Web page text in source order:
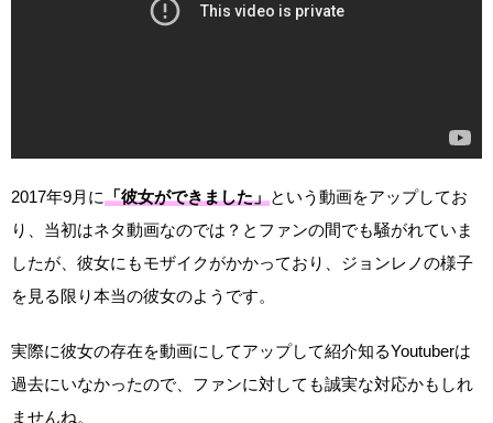
2017年9月に「彼女ができました」という動画をアップしてお
り、当初はネタ動画なのでは？とファンの間でも騒がれていま
したが、彼女にもモザイクがかかっており、ジョンレノの様子
を見る限り本当の彼女のようです。
実際に彼女の存在を動画にしてアップして紹介知るYoutuberは
過去にいなかったので、ファンに対しても誠実な対応かもしれ
ませんね。